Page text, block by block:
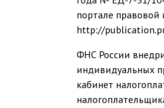
портале
http://
ФНС России
индивидуальных
кабинет